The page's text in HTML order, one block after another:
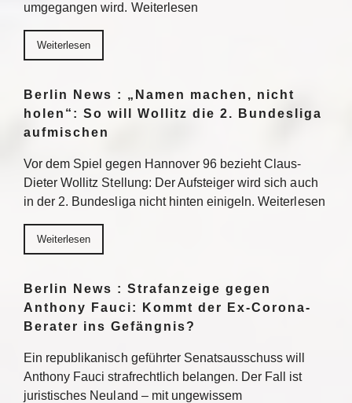
umgegangen wird. Weiterlesen
Weiterlesen
Berlin News : „Namen machen, nicht
holen“: So will Wollitz die 2. Bundesliga
aufmischen
Vor dem Spiel gegen Hannover 96 bezieht Claus-
Dieter Wollitz Stellung: Der Aufsteiger wird sich auch
in der 2. Bundesliga nicht hinten einigeln. Weiterlesen
Weiterlesen
Berlin News : Strafanzeige gegen
Anthony Fauci: Kommt der Ex-Corona-
Berater ins Gefängnis?
Ein republikanisch geführter Senatsausschuss will
Anthony Fauci strafrechtlich belangen. Der Fall ist
juristisches Neuland – mit ungewissem